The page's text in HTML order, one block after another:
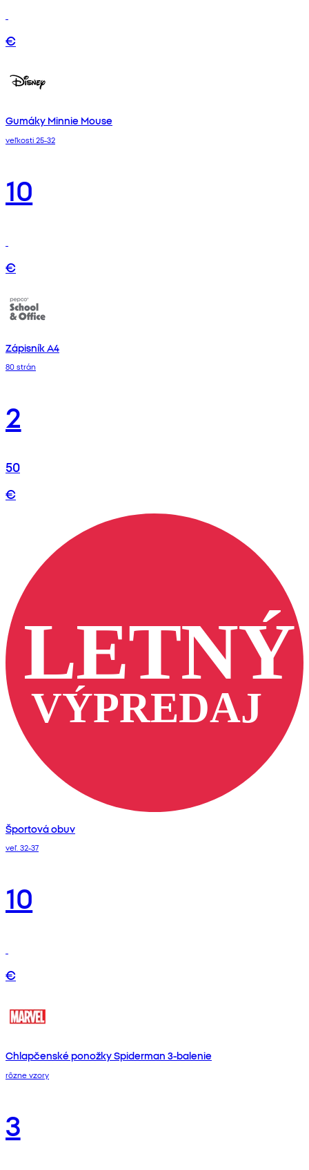
€
Gumáky Minnie Mouse
veľkosti 25-32
10
€
Zápisník A4
80 strán
2
50
€
Športová obuv
veľ. 32-37
10
€
Chlapčenské ponožky Spiderman 3-balenie
rôzne vzory
3